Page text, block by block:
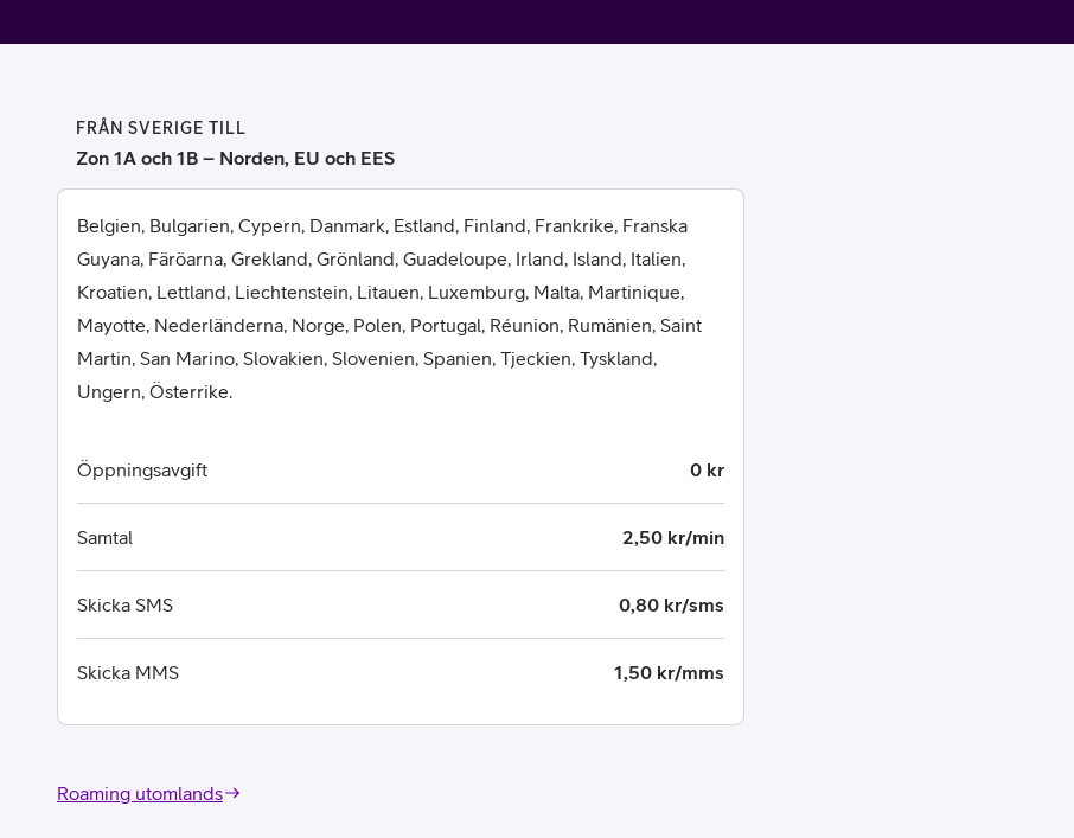
Laddare
Hörlurar
Smartwatches
Apple Watch
Samsung Galaxy Watch
Surfplattor
4G/5G Surfplattor
Wifi Surfplattor
FRÅN SVERIGE TILL
Zon 1A och 1B – Norden, EU och EES
Belgien, Bulgarien, Cypern, Danmark, Estland, Finland, Frankrike, Franska
Guyana, Färöarna, Grekland, Grönland, Guadeloupe, Irland, Island, Italien,
Kroatien, Lettland, Liechtenstein, Litauen, Luxemburg, Malta, Martinique,
Mayotte, Nederländerna, Norge, Polen, Portugal, Réunion, Rumänien, Saint
Martin, San Marino, Slovakien, Slovenien, Spanien, Tjeckien, Tyskland,
Ungern, Österrike.
Öppningsavgift 0 kr
Samtal 2,50 kr/min
Skicka SMS 0,80 kr/sms
Skicka MMS 1,50 kr/mms
Roaming utomlands